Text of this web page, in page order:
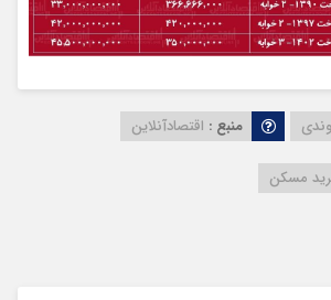
منبع : اقتصادآنلاین
مسکن